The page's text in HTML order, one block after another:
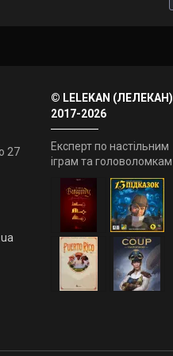
27
© LELEKAN (ЛЕЛЕКАН)
2017-2026
Експерт по настільним
іграм та головоломкам